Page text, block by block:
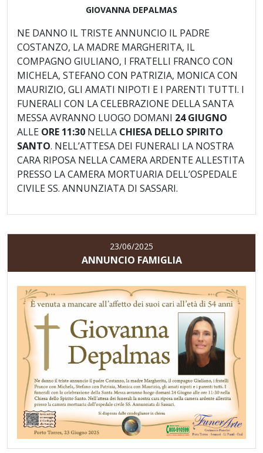
GIOVANNA DEPALMAS
NE DANNO IL TRISTE ANNUNCIO IL PADRE
COSTANZO, LA MADRE MARGHERITA, IL
COMPAGNO GIULIANO, I FRATELLI FRANCO CON
MICHELA, STEFANO CON PATRIZIA, MONICA CON
MAURIZIO, GLI AMATI NIPOTI E I PARENTI TUTTI. I
FUNERALI CON LA CELEBRAZIONE DELLA SANTA
MESSA AVRANNO LUOGO DOMANI 24 GIUGNO
ALLE ORE 11:30 NELLA CHIESA DELLO SPIRITO
SANTO. NELL’ATTESA DEI FUNERALI LA NOSTRA
CARA RIPOSA NELLA CAMERA ARDENTE ALLESTITA
PRESSO LA CAMERA MORTUARIA DELL’OSPEDALE
CIVILE SS. ANNUNZIATA DI SASSARI.
23/06/2025
ANNUNCIO FAMIGLIA